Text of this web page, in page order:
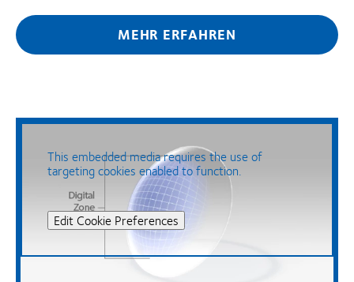
MEHR ERFAHREN
This embedded media requires the use of
targeting cookies enabled to function.
Edit Cookie Preferences